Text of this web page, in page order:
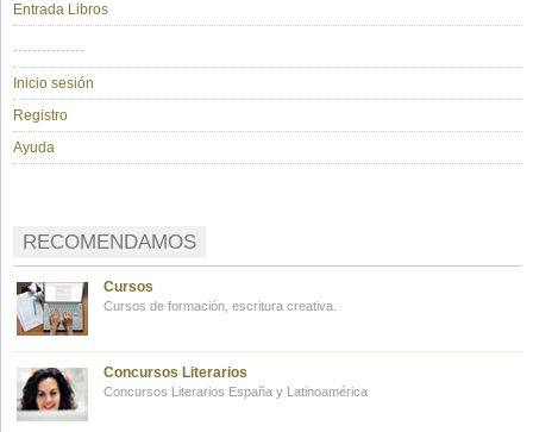
Entrada Libros
...............
Inicio sesión
Registro
Ayuda
RECOMENDAMOS
Cursos
Cursos de formación, escritura creativa.
Concursos Literarios
Concursos Literarios España y Latinoamérica